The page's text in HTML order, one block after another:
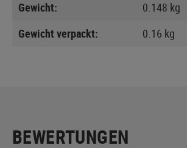
Gewicht:
0.148 kg
Gewicht verpackt:
0.16 kg
BEWERTUNGEN